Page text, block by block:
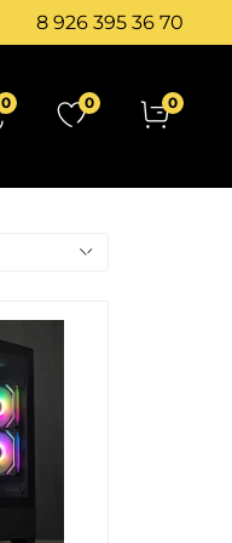
8 926 395 36 70
0 0 0